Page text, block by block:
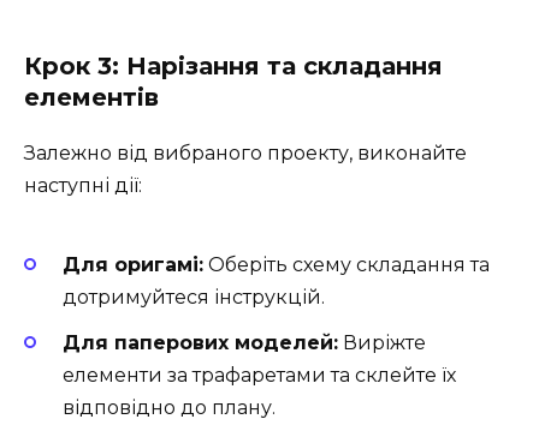
Крок 3: Нарізання та складання
елементів
Залежно від вибраного проекту, виконайте
наступні дії:
Для оригамі: Оберіть схему складання та
дотримуйтеся інструкцій.
Для паперових моделей: Виріжте
елементи за трафаретами та склейте їх
відповідно до плану.